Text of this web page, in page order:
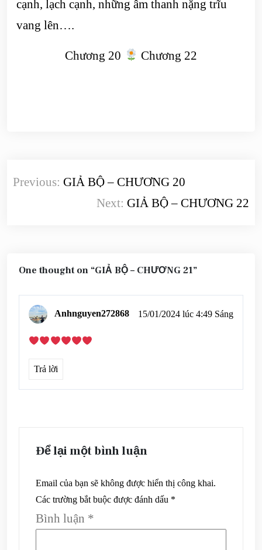
cạnh, lạch cạnh, những âm thanh nặng trĩu
vang lên….
Chương 20 Chương 22
hướng
Previous: GIẢ BỘ – CHƯƠNG 20
Next: GIẢ BỘ – CHƯƠNG 22
One thought on “GIẢ BỘ – CHƯƠNG 21”
Anhnguyen272868 15/01/2024 lúc 4:49 Sáng
Trả lời
Để lại một bình luận
Email của bạn sẽ không được hiển thị công khai.
Các trường bắt buộc được đánh dấu *
Bình luận *